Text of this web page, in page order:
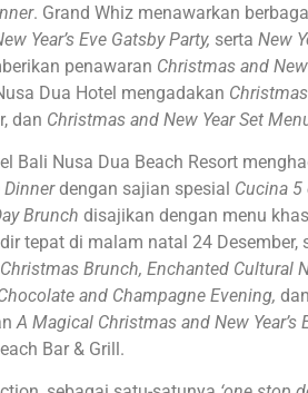
. Grand Whiz menawarkan
Year’s Eve Gatsby Party, serta New
penawaran Christmas and
Dua Hotel mengadakan
dan Christmas and New Year Set
Bali Nusa Dua Beach Resort
Dinnerdengan sajian spesial Cucina
Brunch disajikan dengan menu
tepat di malam natal 24
Brunch, Enchanted Cultural
and Champagne Evening, dan
A Magical Christmas and New Year’s
Bar & Grill.